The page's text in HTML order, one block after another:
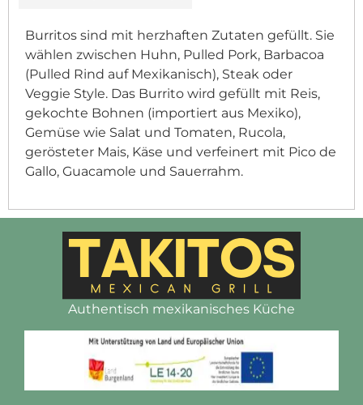
Burritos sind mit herzhaften Zutaten gefüllt. Sie
wählen zwischen Huhn, Pulled Pork, Barbacoa
(Pulled Rind auf Mexikanisch), Steak oder
Veggie Style. Das Burrito wird gefüllt mit Reis,
gekochte Bohnen (importiert aus Mexiko),
Gemüse wie Salat und Tomaten, Rucola,
gerösteter Mais, Käse und verfeinert mit Pico de
Gallo, Guacamole und Sauerrahm.
Authentisch mexikanisches Küche